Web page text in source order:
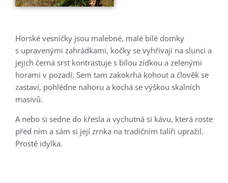
Horské vesničky jsou malebné, malé bílé domky
s upravenými zahrádkami, kočky se vyhřívají na slunci a
jejich černá srst kontrastuje s bílou zídkou a zelenými
horami v pozadí. Sem tam zakokrhá kohout a člověk se
zastaví, pohlédne nahoru a kochá se výškou skalních
masivů.
A nebo si sedne do křesla a vychutná si kávu, která roste
před ním a sám si její zrnka na tradičním talíři upražil.
Prostě idylka.